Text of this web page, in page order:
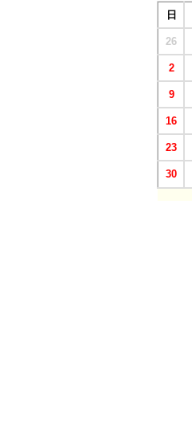
日
26
2
9
16
23
30